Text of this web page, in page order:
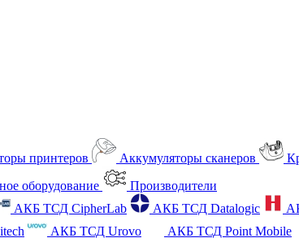
принтеров Аккумуляторы сканеров
оборудование
Производители
АКБ ТСД CipherLab АКБ ТСД Datalogic
АКБ ТСД Urovo АКБ ТСД Point Mobile